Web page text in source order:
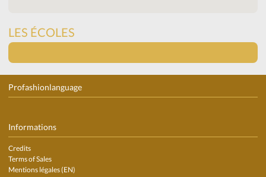
LES ÉCOLES
Profashionlanguage
Informations
Credits
Terms of Sales
Mentions légales (EN)